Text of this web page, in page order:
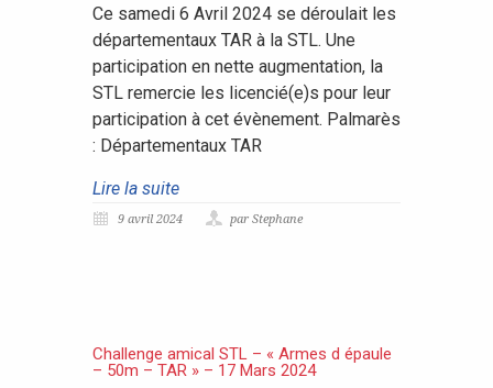
Ce samedi 6 Avril 2024 se déroulait les
départementaux TAR à la STL. Une
participation en nette augmentation, la
STL remercie les licencié(e)s pour leur
participation à cet évènement. Palmarès
: Départementaux TAR
Lire la suite
9 avril 2024 par Stephane
Challenge amical STL – « Armes d épaule
– 50m – TAR » – 17 Mars 2024